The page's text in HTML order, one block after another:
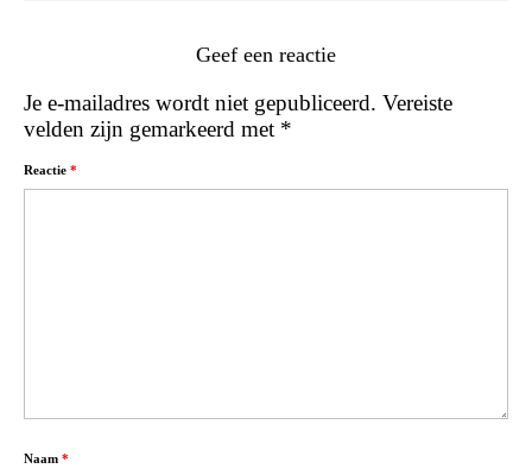
Geef een reactie
Je e-mailadres wordt niet gepubliceerd. Vereiste
velden zijn gemarkeerd met *
Reactie *
Naam *